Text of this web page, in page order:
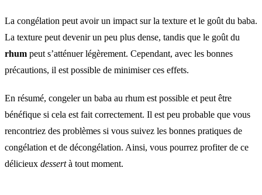
La congélation peut avoir un impact sur la texture et le goût du baba.
La texture peut devenir un peu plus dense, tandis que le goût du
rhum peut s’atténuer légèrement. Cependant, avec les bonnes
précautions, il est possible de minimiser ces effets.
En résumé, congeler un baba au rhum est possible et peut être
bénéfique si cela est fait correctement. Il est peu probable que vous
rencontriez des problèmes si vous suivez les bonnes pratiques de
congélation et de décongélation. Ainsi, vous pourrez profiter de ce
délicieux dessertà tout moment.